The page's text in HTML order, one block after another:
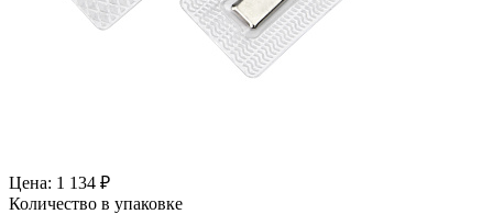
Цена: 1 134 ₽
Количество в упаковке